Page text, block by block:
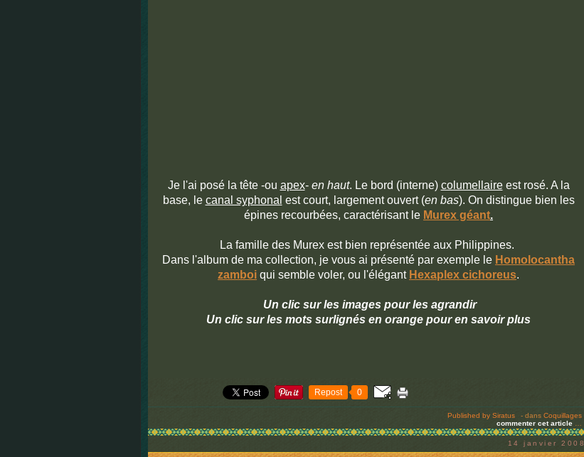
Je l'ai posé la tête -ou apex- en haut. Le bord (interne) columellaireest rosé. A la
base, le canal syphonal est court, largement ouvert (en bas). On distingue bien les
épines recourbées, caractérisant le Murex géant.
La famille des Murex est bien représentée aux Philippines.
Dans l'album de ma collection, je vous ai présenté par exemple le Homolocantha
zamboi qui semble voler, ou l'élégant Hexaplex cichoreus.
Un clic sur les images pour les agrandir
Un clic sur les mots surlignés en orange pour en savoir plus
Repost 0
Published by Siratus - dans Coquillages
commenter cet article
14 janvier 2008